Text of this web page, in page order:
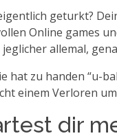
geturkt?
Online games
allemal,
hat zu handen “u-
einem Verloren
dir